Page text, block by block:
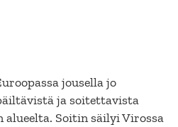
jousella jo
ja soitettavista
Soitin säilyi Virossa